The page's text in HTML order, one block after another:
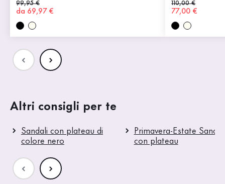
Prezzo precedente
99,95 €
Nuovo prezzo
da 69,97 €
Prezzo
110,00 €
Nuovo prezzo
77,00 €
Altri consigli per te
Sandali con plateau di
colore nero
Primavera-Estate Sandali
con plateau